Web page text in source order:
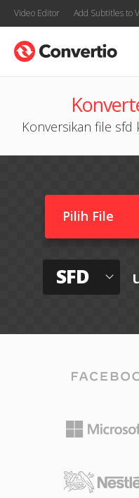
Video Editor Add Subtitles to
Konversikan file sfd
Pilih File
SFD